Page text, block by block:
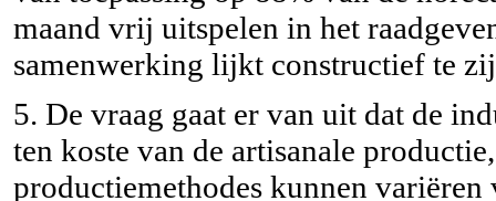
maand vrij uitspelen in het
samenwerking lijkt constructief te
5. De vraag gaat er van uit dat de
ten koste van de artisanale
productiemethodes kunnen variëren